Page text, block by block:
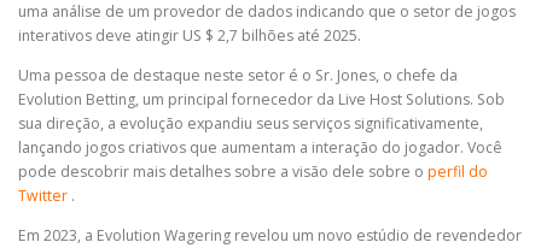
uma análise de um provedor de dados indicando que o setor de jogos
interativos deve atingir US $ 2,7 bilhões até 2025.
Uma pessoa de destaque neste setor é o Sr. Jones, o chefe da
Evolution Betting, um principal fornecedor da Live Host Solutions. Sob
sua direção, a evolução expandiu seus serviços significativamente,
lançando jogos criativos que aumentam a interação do jogador. Você
pode descobrir mais detalhes sobre a visão dele sobre o ​​perfil do
Twitter .
Em 2023, a Evolution Wagering revelou um novo estúdio de revendedor